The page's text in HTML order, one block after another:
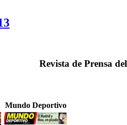
Revista de Prensa del
Mundo Deportivo